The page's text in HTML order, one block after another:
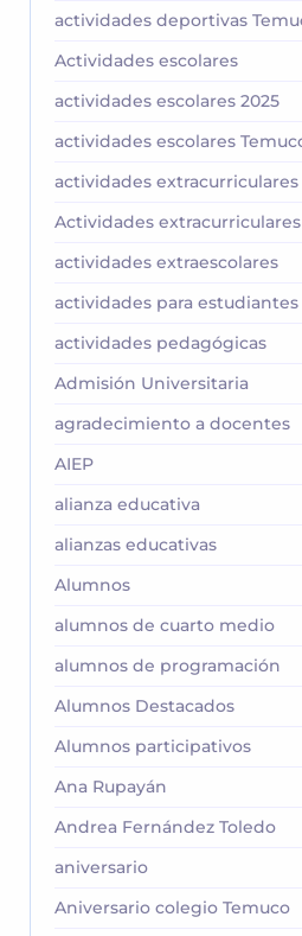
actividades deportivas
Actividades escolares
actividades escolares 2025
actividades escolares
actividades extracurriculares
Actividades
actividades extraescolares
actividades para estudiantes
actividades pedagógicas
Admisión Universitaria
agradecimiento a docentes
AIEP
alianza educativa
alianzas educativas
Alumnos
alumnos de cuarto medio
alumnos de programación
Alumnos Destacados
Alumnos participativos
Ana Rupayán
Andrea Fernández Toledo
aniversario
Aniversario colegio Temuco